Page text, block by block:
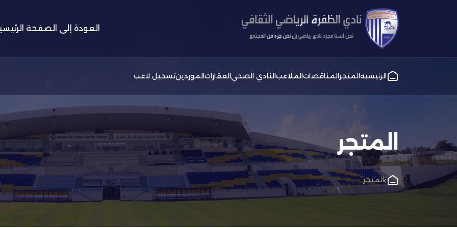
العودة إلى الصفحة
الرئيسيه المتجر المناقصات الملاعب النادي الصحي العقارات الموردينتسجيل لاعب
المتجر
المتجر